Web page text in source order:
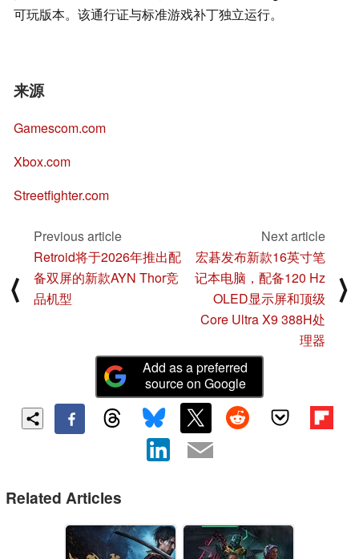
可玩版本。该通行证与标准游戏补丁独立运行。
来源
Gamescom.com
Xbox.com
Streetfighter.com
⟨
Previous article
Retroid将于2026年推出配
备双屏的新款AYN Thor竞
品机型
Next article
宏碁发布新款16英寸笔
记本电脑，配备120 Hz
OLED显示屏和顶级
Core Ultra X9 388H处
理器
⟩
Add as a preferred
source on Google
Related Articles